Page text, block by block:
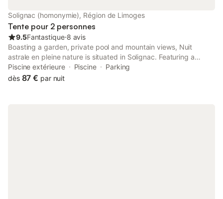
Solignac (homonymie), Région de Limoges
Tente pour 2 personnes
9.5Fantastique⋅8 avis
Boasting a garden, private pool and mountain views, Nuit
astrale en pleine nature is situated in Solignac. Featuring a
shared kitchen, this property also provides guests with a sun
terrace.
Piscine extérieure Piscine
Parking
dès 87 € par nuit